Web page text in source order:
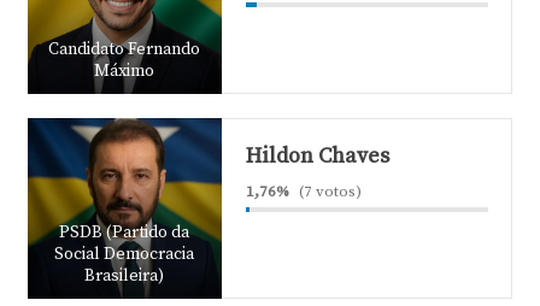
Candidato Fernando
Máximo
PSDB (Partido da
Social Democracia
Brasileira)
Hildon Chaves
1,76% (7 votos)